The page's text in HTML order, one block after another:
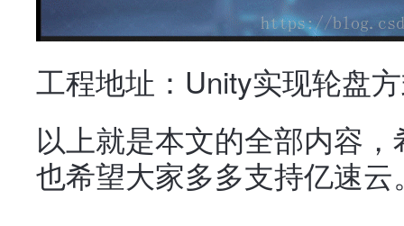
工程地址：Unity实现轮盘
以上就是本文的全部内容
也希望大家多多支持亿速云